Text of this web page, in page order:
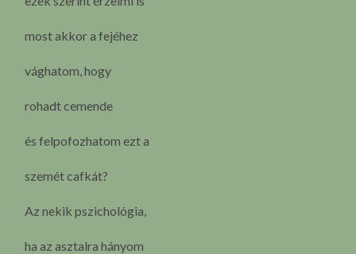
most akkor a fejéhez
vághatom, hogy
rohadt cemende
és felpofozhatom ezt a
szemét cafkát?
Az nekik pszichológia,
ha az asztalra hányom